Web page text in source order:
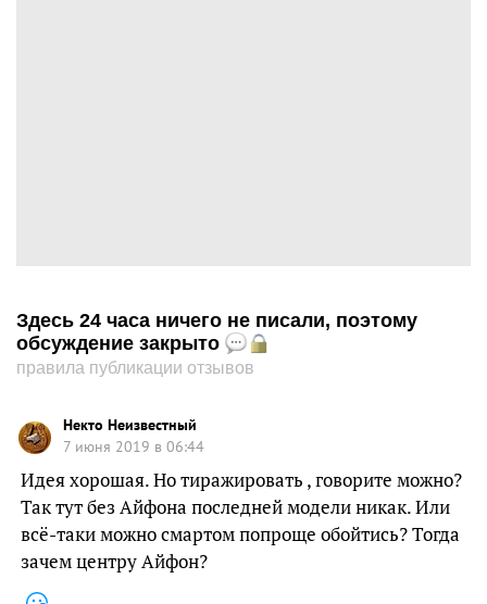
Здесь 24 часа ничего не писали, поэтому
обсуждение закрыто
правила публикации отзывов
Некто Неизвестный
7 июня 2019 в 06:44
Идея хорошая. Но тиражировать , говорите можно?
Так тут без Айфона последней модели никак. Или
всё-таки можно смартом попроще обойтись? Тогда
зачем центру Айфон?